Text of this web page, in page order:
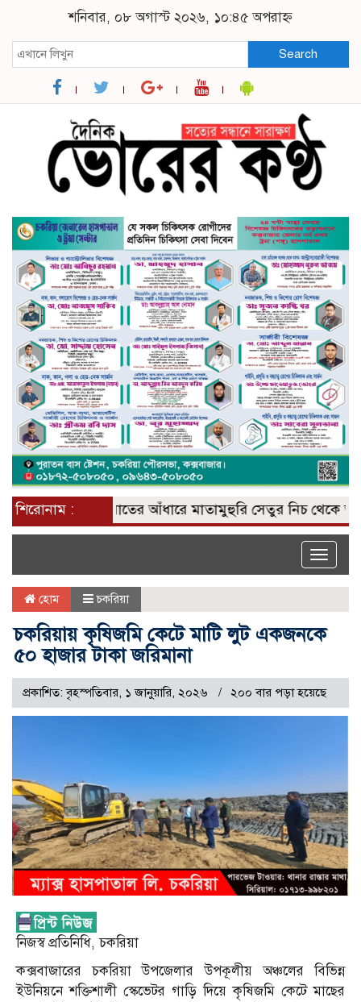
শনিবার, ০৮ অগাস্ট ২০২৬, ১০:৪৫ অপরাহ্ন
Search
শিরোনাম : রাতের আঁধারে মাতামুহুরি সেতুর নিচ থেকে অবৈধ
Toggle
হোম চকরিয়া
চকরিয়ায় কৃষিজমি কেটে মাটি লুট একজনকে
৫০ হাজার টাকা জরিমানা
প্রকাশিত: বৃহস্পতিবার, ১ জানুয়ারি, ২০২৬ ২০০ বার পড়া হয়েছে
নিজস্ব প্রতিনিধি, চকরিয়া
কক্সবাজারের চকরিয়া উপজেলার উপকূলীয় অঞ্চলের বিভিন্ন
ইউনিয়নে শক্তিশালী স্কেভেটর গাড়ি দিয়ে কৃষিজমি কেটে মাছের